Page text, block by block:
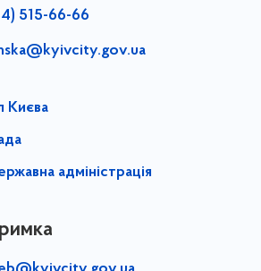
515-66-66
Києва
адміністрація